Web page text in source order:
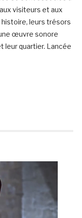
visiteurs et aux
leurs trésors
œuvre sonore
leur quartier. Lancée